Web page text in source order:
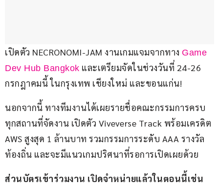
เปิดตัว NECRONOMI-JAM งานเกมแจมจากทาง Game
Dev Hub Bangkok และเตรียมจัดในช่วงวันที่ 24-26
กรกฎาคมนี้ ในกรุงเทพ เชียงใหม่ และขอนแก่น!
นอกจากนี้ ทางทีมงานได้เผยรายชื่อคณะกรรมการครบ
ทุกสถานที่จัดงาน เปิดตัว Viveverse Track พร้อมเครดิต
AWS สูงสุด 1 ล้านบาท รวมกรรมการระดับ AAA รางวัล
ท้องถิ่น และจะมีแนวเกมปริศนาที่รอการเปิดเผยด้วย
ส่วนบัตรเข้าร่วมงาน เปิดจำหน่ายแล้วในตอนนี้เช่น